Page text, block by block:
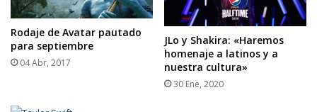
Rodaje de Avatar pautado
para septiembre
04 Abr, 2017
JLo y Shakira: «Haremos
homenaje a latinos y a
nuestra cultura»
30 Ene, 2020